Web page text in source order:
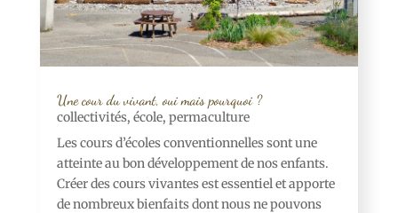
Une cour du vivant, oui mais pourquoi ?
collectivités, école, permaculture
Les cours d’écoles conventionnelles sont une
atteinte au bon développement de nos enfants.
Créer des cours vivantes est essentiel et apporte
de nombreux bienfaits dont nous ne pouvons